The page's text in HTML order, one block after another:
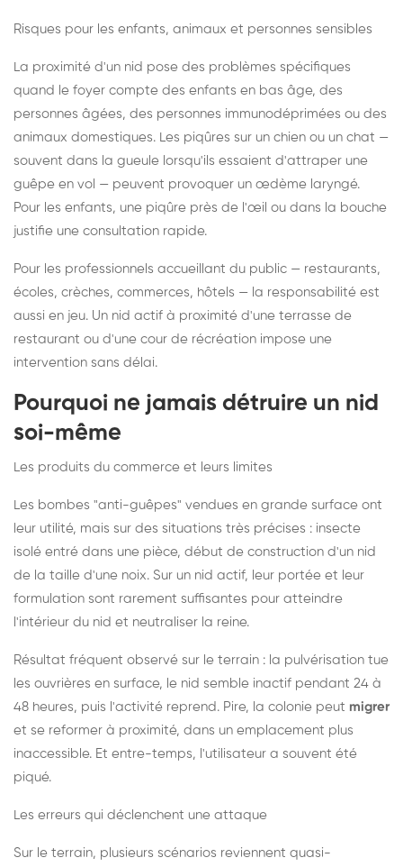
Risques pour les enfants, animaux et personnes sensibles
La proximité d'un nid pose des problèmes spécifiques
quand le foyer compte des enfants en bas âge, des
personnes âgées, des personnes immunodéprimées ou des
animaux domestiques. Les piqûres sur un chien ou un chat —
souvent dans la gueule lorsqu'ils essaient d'attraper une
guêpe en vol — peuvent provoquer un œdème laryngé.
Pour les enfants, une piqûre près de l'œil ou dans la bouche
justifie une consultation rapide.
Pour les professionnels accueillant du public — restaurants,
écoles, crèches, commerces, hôtels — la responsabilité est
aussi en jeu. Un nid actif à proximité d'une terrasse de
restaurant ou d'une cour de récréation impose une
intervention sans délai.
Pourquoi ne jamais détruire un nid
soi-même
Les produits du commerce et leurs limites
Les bombes "anti-guêpes" vendues en grande surface ont
leur utilité, mais sur des situations très précises : insecte
isolé entré dans une pièce, début de construction d'un nid
de la taille d'une noix. Sur un nid actif, leur portée et leur
formulation sont rarement suffisantes pour atteindre
l'intérieur du nid et neutraliser la reine.
Résultat fréquent observé sur le terrain : la pulvérisation tue
les ouvrières en surface, le nid semble inactif pendant 24 à
48 heures, puis l'activité reprend. Pire, la colonie peut migrer
et se reformer à proximité, dans un emplacement plus
inaccessible. Et entre-temps, l'utilisateur a souvent été
piqué.
Les erreurs qui déclenchent une attaque
Sur le terrain, plusieurs scénarios reviennent quasi-